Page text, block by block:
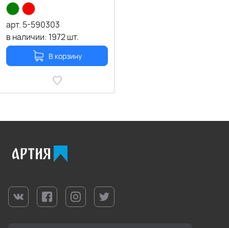
арт. 5-590303
в наличии: 1972шт.
В корзину